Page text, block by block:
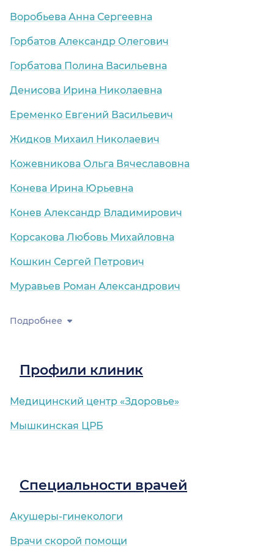
Воробьева Анна Сергеевна
Горбатов Александр Олегович
Горбатова Полина Васильевна
Денисова Ирина Николаевна
Еременко Евгений Васильевич
Жидков Михаил Николаевич
Кожевникова Ольга Вячеславовна
Конева Ирина Юрьевна
Конев Александр Владимирович
Корсакова Любовь Михайловна
Кошкин Сергей Петрович
Муравьев Роман Александрович
Подробнее
Профили клиник
Медицинский центр «Здоровье»
Мышкинская ЦРБ
Специальности врачей
Акушеры-гинекологи
Врачи скорой помощи